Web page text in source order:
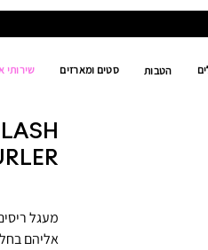
הטבות סטים ומארזים שירותי
מעגל
אליהם